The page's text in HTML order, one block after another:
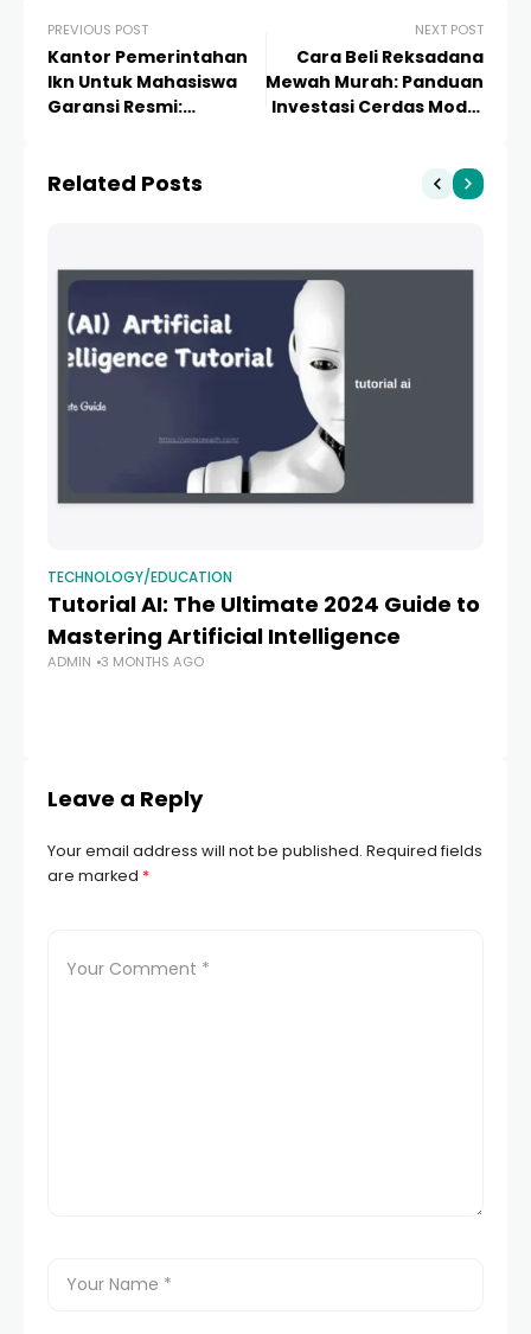
PREVIOUS POST
Kantor Pemerintahan
Ikn Untuk Mahasiswa
Garansi Resmi:
Karir
NEXT POST
Cara Beli Reksadana
Mewah Murah: Panduan
Investasi Cerdas Modal
Related Posts
TECHNOLOGY/EDUCATION
Tutorial AI: The Ultimate 2024 Guide to
Mastering Artificial Intelligence
ADMIN 3 MONTHS AGO
Leave a Reply
Your email address will not be published. Required fields
are marked *